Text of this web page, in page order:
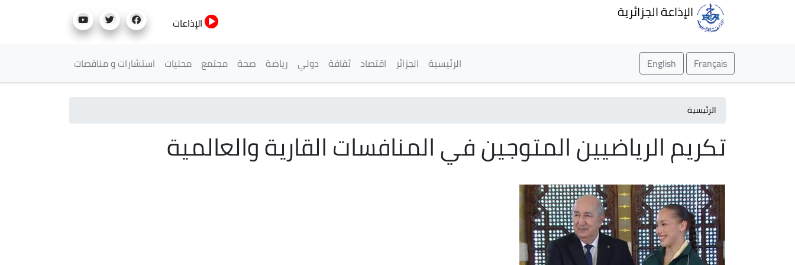
الإذاعة الجزائرية
الإذاعات
Français
English القائمة الرئيسية
الرئيسية الجزائر اقتصاد ثقافة دولي رياضة صحة مجتمع محليات استشارات و مناقصات
الرئيسية
تكريم الرياضيين المتوجين في المنافسات القارية والعالمية